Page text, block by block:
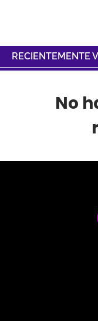
RECIENTEMENTE
No